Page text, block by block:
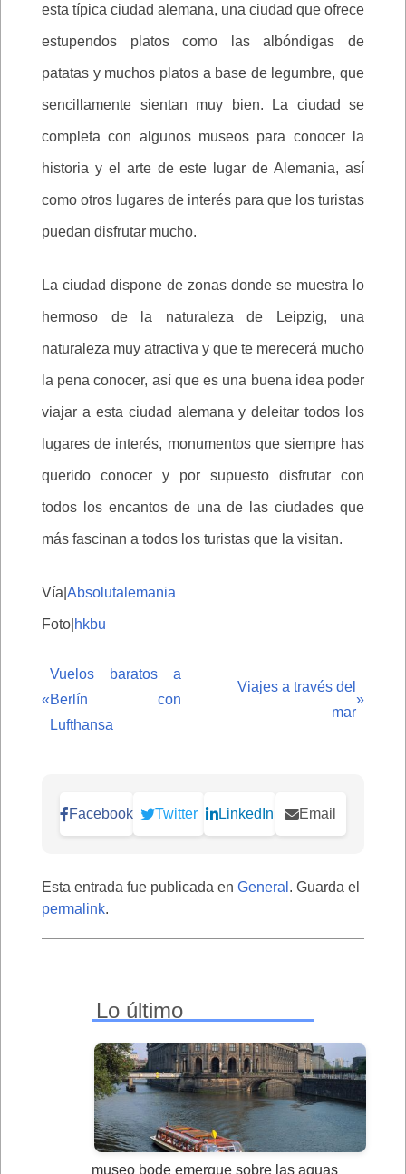
esta típica ciudad alemana, una ciudad que ofrece
estupendos platos como las albóndigas de
patatas y muchos platos a base de legumbre, que
sencillamente sientan muy bien. La ciudad se
completa con algunos museos para conocer la
historia y el arte de este lugar de Alemania, así
como otros lugares de interés para que los turistas
puedan disfrutar mucho.
La ciudad dispone de zonas donde se muestra lo
hermoso de la naturaleza de Leipzig, una
naturaleza muy atractiva y que te merecerá mucho
la pena conocer, así que es una buena idea poder
viajar a esta ciudad alemana y deleitar todos los
lugares de interés, monumentos que siempre has
querido conocer y por supuesto disfrutar con
todos los encantos de una de las ciudades que
más fascinan a todos los turistas que la visitan.
Vía| Absolutalemania
Foto| hkbu
«
Vuelos baratos a
Berlín con
Lufthansa
Viajes a través del
mar
»
Facebook Twitter LinkedIn Email
Esta entrada fue publicada en General . Guarda el
permalink.
Lo último
museo bode emergue sobre las aguas